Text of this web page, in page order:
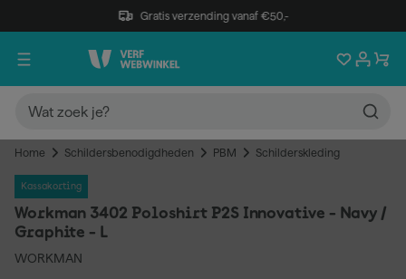
Gratis verzending vanaf €50,-
Home Schildersbenodigdheden PBM Schilderskleding
Kassakorting
Workman 3402 Poloshirt P2S Innovative - Navy /
Graphite - L
WORKMAN